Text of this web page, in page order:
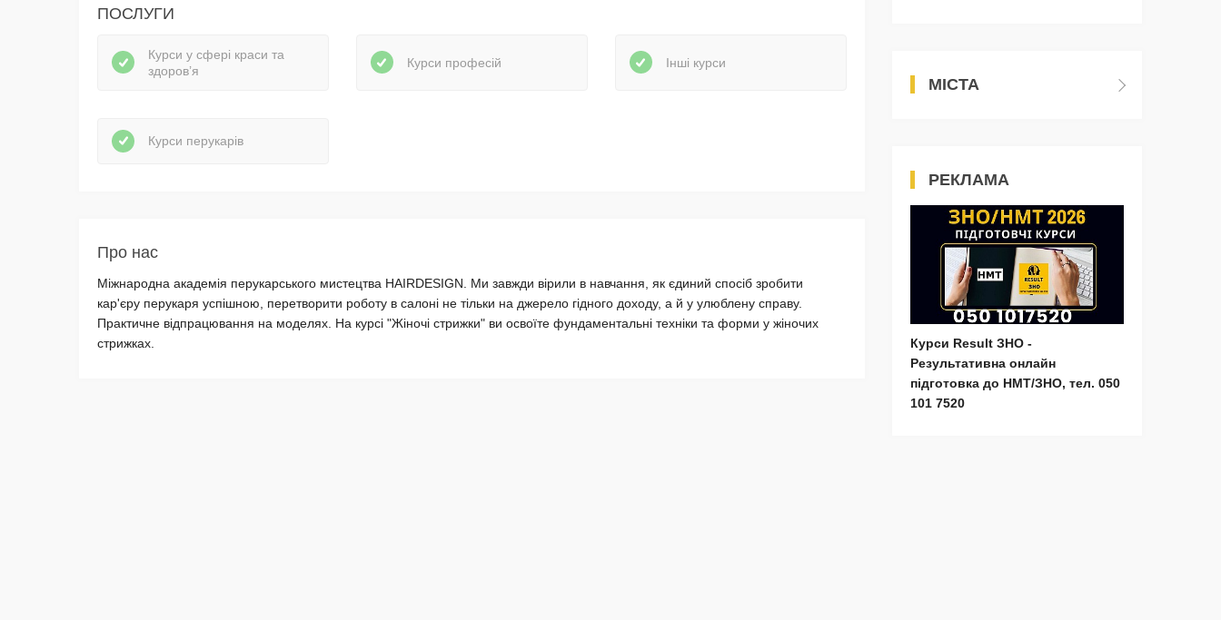
ПОСЛУГИ
Курси у сфері краси та
здоров’я
Курси професій Інші курси
Курси перукарів
Про нас
Міжнародна академія перукарського мистецтва HAIRDESIGN. Ми завжди вірили в навчання, як єдиний спосіб зробити
кар'єру перукаря успішною, перетворити роботу в салоні не тільки на джерело гідного доходу, а й у улюблену справу.
Практичне відпрацювання на моделях. На курсі "Жіночі стрижки" ви освоїте фундаментальні техніки та форми у жіночих
стрижках.
МІСТА
РЕКЛАМА
Курси Result ЗНО -
Результативна онлайн
підготовка до НМТ/ЗНО, тел. 050
101 7520